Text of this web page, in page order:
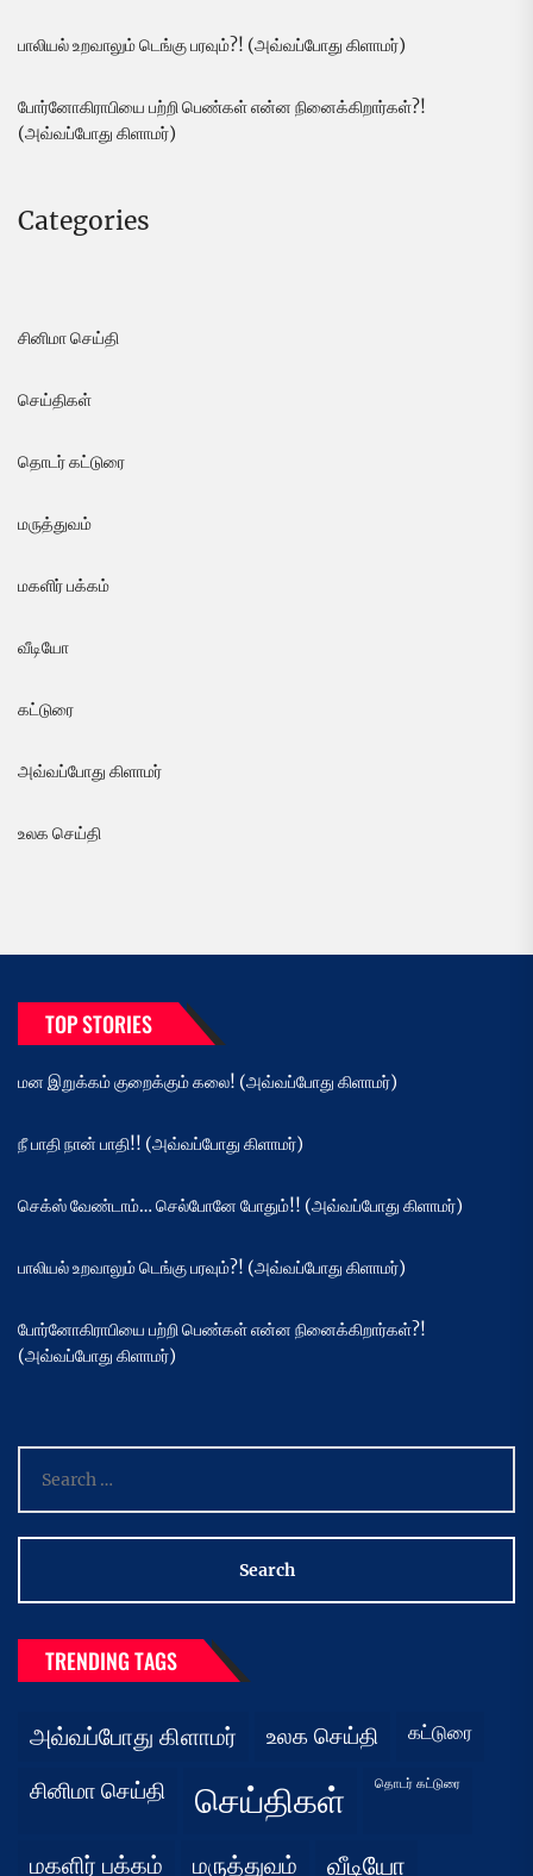
பாலியல் உறவாலும் டெங்கு பரவும்?! (அவ்வப்போது கிளாமர்)
போர்னோகிராபியை பற்றி பெண்கள் என்ன நினைக்கிறார்கள்?!
(அவ்வப்போது கிளாமர்)
Categories
சினிமா செய்தி
செய்திகள்
தொடர் கட்டுரை
மருத்துவம்
மகளிர் பக்கம்
வீடியோ
கட்டுரை
அவ்வப்போது கிளாமர்
உலக செய்தி
TOP STORIES
மன இறுக்கம் குறைக்கும் கலை! (அவ்வப்போது கிளாமர்)
நீ பாதி நான் பாதி!! (அவ்வப்போது கிளாமர்)
செக்ஸ் வேண்டாம்… செல்போனே போதும்!! (அவ்வப்போது கிளாமர்)
பாலியல் உறவாலும் டெங்கு பரவும்?! (அவ்வப்போது கிளாமர்)
போர்னோகிராபியை பற்றி பெண்கள் என்ன நினைக்கிறார்கள்?!
(அவ்வப்போது கிளாமர்)
for:
TRENDING TAGS
அவ்வப்போது கிளாமர் உலக செய்தி கட்டுரை
சினிமா செய்தி செய்திகள் தொடர் கட்டுரை
மகளிர் பக்கம் மருத்துவம் வீடியோ